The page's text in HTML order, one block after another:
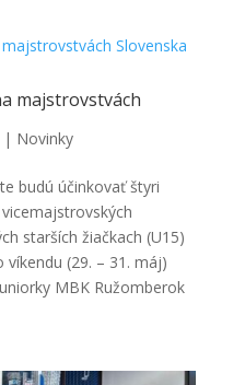
majstrovstvách
| Novinky
budú účinkovať štyri
starších žiačkach (U15)
(29. – 31. máj)
MBK Ružomberok